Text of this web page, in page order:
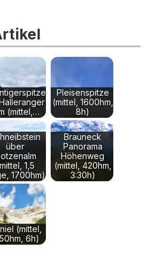
(mittel,…
Pleisenspitze
(mittel, 1600hm,
8h)
über
1,5
1700hm)
Brauneck
Panorama
Höhenweg
(mittel, 420hm,
3:30h)
(mittel,
6h)